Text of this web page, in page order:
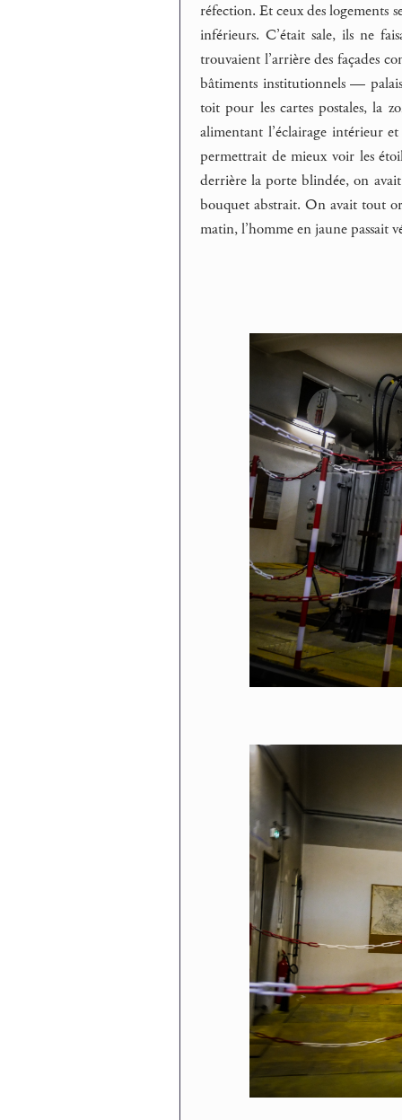
réfection. Et ceux des logements
inférieurs. C’était sale, ils ne
trouvaient l’arrière des façades
bâtiments institutionnels —
toit pour les cartes postales, la
alimentant l’éclairage intérieur
permettrait de mieux voir les
derrière la porte blindée, on
bouquet abstrait. On avait tout
matin, l’homme en jaune passait